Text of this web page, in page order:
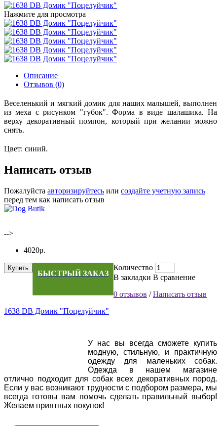
Нажмите для просмотра
Описание
Отзывов (0)
Веселенький и мягкий домик для наших малышей, выполнен
из меха с рисунком "губок". Форма в виде шалашика. На
верху декоративный помпон, который при желании можно
снять.
Цвет: синий.
Написать отзыв
Пожалуйста авторизируйтесь или создайте учетную запись
перед тем как написать отзыв
-->
4020р.
Количество
Купить
БЫСТРЫЙ ЗАКАЗ В закладки В сравнение
0 отзывов /Написать отзыв
1638 DB Домик "Поцелуйчик"
У нас вы всегда сможете купить
модную, стильную, и практичную
одежду для маленьких собак.
Одежда в нашем магазине
отлично подходит для собак всех декоративных пород.
Если у вас возникают трудности с подбором размера, мы
всегда готовы вам помочь сделать правильный выбор!
Желаем приятных покупок!